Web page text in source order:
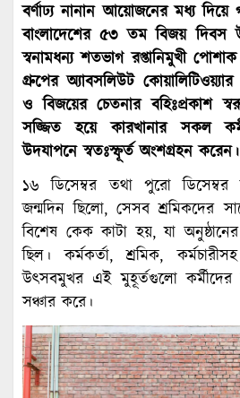
বর্ণাঢ্য নানান আয়োজনের মধ্য
বাংলাদেশের ৫৩ তম বিজয়
স্বনামধন্য শতভাগ রপ্তানিমুখী
গ্রুপের অ্যাবসলিউট
ও বিজয়ের চেতনার বহিঃপ্রকাশ
সজ্জিত হয়ে কারখানার সকল
উদযাপনে স্বতঃস্ফূর্ত অংশগ্রহন করেন।
১৬ ডিসেম্বর তথা পুরো ডিসেম্বর
জন্মদিন ছিলো, সেসব শ্রমিকদের
বিশেষ কেক কাটা হয়, যা
ছিল। কর্মকর্তা, শ্রমিক,
উৎসবমুখর এই মুহূর্তগুলো
সঞ্চার করে।